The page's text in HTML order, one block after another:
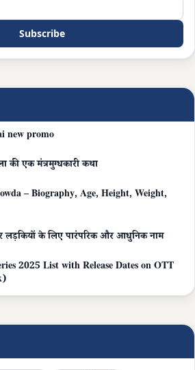
Subscribe
new promo
की एक मंत्रमुग्धकारी कथा
– Biography, Age, Height, Weight,
के लिए पारंपरिक और आधुनिक नाम
2025 List with Release Dates on OTT